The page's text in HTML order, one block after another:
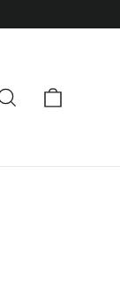
recherche